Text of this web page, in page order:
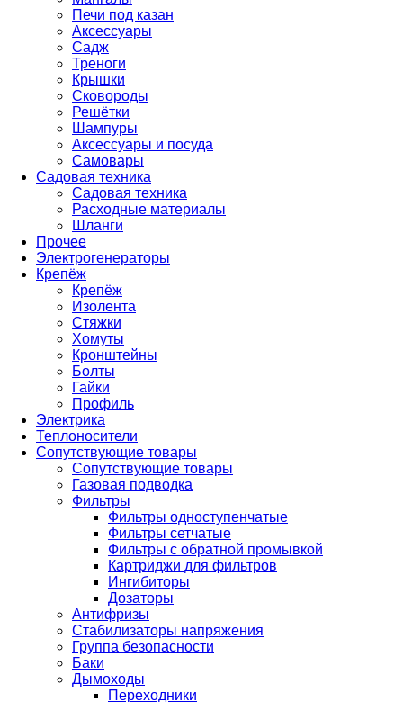
Печи под казан
Аксессуары
Садж
Треноги
Крышки
Сковороды
Решётки
Шампуры
Аксессуары и посуда
Самовары
Садовая техника
Садовая техника
Расходные материалы
Шланги
Прочее
Электрогенераторы
Крепёж
Крепёж
Изолента
Стяжки
Хомуты
Кронштейны
Болты
Гайки
Профиль
Электрика
Теплоносители
Сопутствующие товары
Сопутствующие товары
Газовая подводка
Фильтры
Фильтры одноступенчатые
Фильтры сетчатые
Фильтры с обратной промывкой
Картриджи для фильтров
Ингибиторы
Дозаторы
Антифризы
Стабилизаторы напряжения
Группа безопасности
Баки
Дымоходы
Переходники